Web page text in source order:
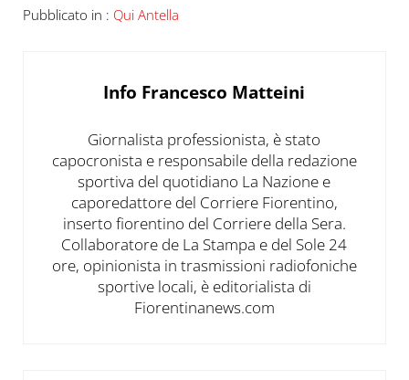
Pubblicato in : Qui Antella
Info Francesco Matteini
Giornalista professionista, è stato
capocronista e responsabile della redazione
sportiva del quotidiano La Nazione e
caporedattore del Corriere Fiorentino,
inserto fiorentino del Corriere della Sera.
Collaboratore de La Stampa e del Sole 24
ore, opinionista in trasmissioni radiofoniche
sportive locali, è editorialista di
Fiorentinanews.com